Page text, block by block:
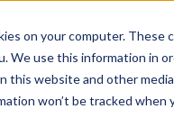
on your computer.
We use this information in
this website and other
won’t be tracked